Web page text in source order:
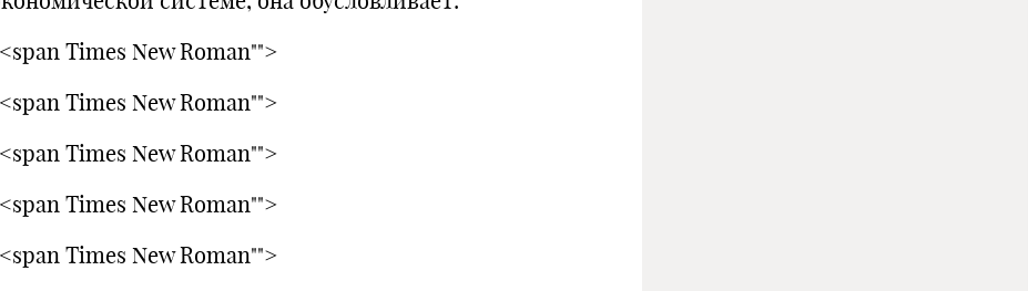
Times New Roman"">
Times New Roman"">
Times New Roman"">
Times New Roman"">
Times New Roman"">